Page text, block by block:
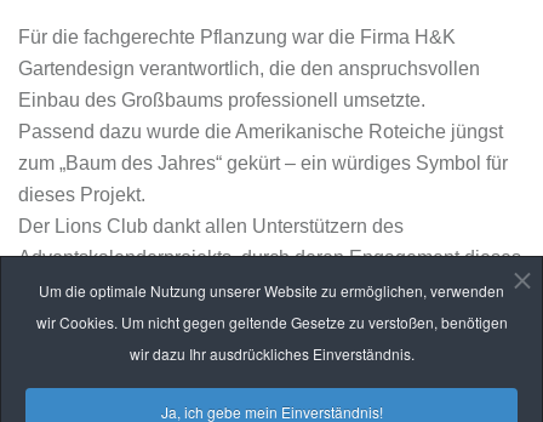
Um die optimale Nutzung unserer Website zu ermöglichen, verwenden
wir Cookies. Um nicht gegen geltende Gesetze zu verstoßen, benötigen
wir dazu Ihr ausdrückliches Einverständnis.
Ja, ich gebe mein Einverständnis!
Für die fachgerechte Pflanzung war die Firma H&K
Gartendesign verantwortlich, die den anspruchsvollen
Einbau des Großbaums professionell umsetzte.
Passend dazu wurde die Amerikanische Roteiche jüngst
zum „Baum des Jahres“ gekürt – ein würdiges Symbol für
dieses Projekt.
Der Lions Club dankt allen Unterstützern des
Adventskalenderprojekts, durch deren Engagement dieses
nachhaltige Vorhaben möglich wurde.
Mit herzlichen lionistischen Grüßen
Kathleen Beck
Presse/Öffentlichkeitsarbeit